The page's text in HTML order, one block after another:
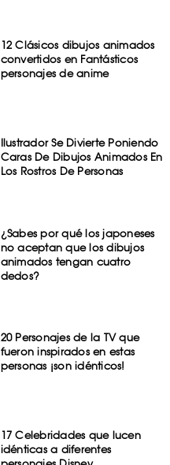
12 Clásicos dibujos animados
convertidos en Fantásticos
personajes de anime
Ilustrador Se Divierte Poniendo
Caras De Dibujos Animados En
Los Rostros De Personas
¿Sabes por qué los japoneses
no aceptan que los dibujos
animados tengan cuatro
dedos?
20 Personajes de la TV que
fueron inspirados en estas
personas ¡son idénticos!
17 Celebridades que lucen
idénticas a diferentes